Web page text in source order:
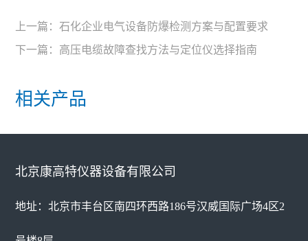
上一篇：石化企业电气设备防爆检测方案与配置要求
下一篇： 高压电缆故障查找方法与定位仪选择指南
相关产品
北京康高特仪器设备有限公司
地址：北京市丰台区南四环西路186号汉威国际广场4区2